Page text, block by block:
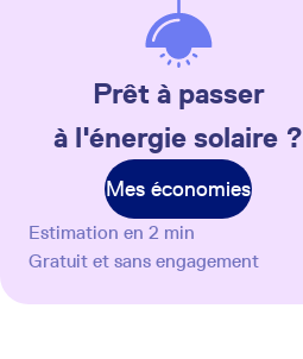
Prêt à passer
à l'énergie solaire ?
Mes économies
Estimation en 2 min
Gratuit et sans engagement